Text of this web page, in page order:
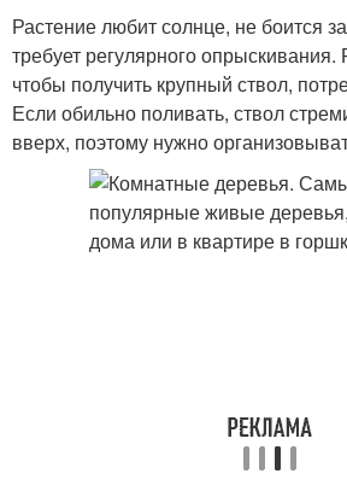
Растение любит солнце, не боится
требует регулярного опрыскивания.
чтобы получить крупный ствол,
Если обильно поливать, ствол
вверх, поэтому нужно